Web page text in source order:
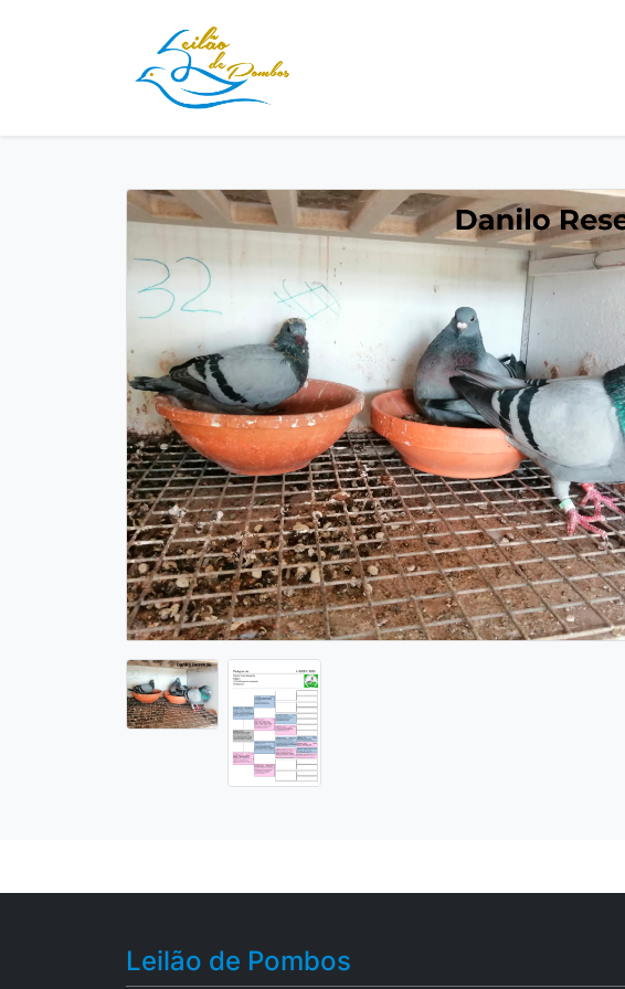
Leilão de Pombos